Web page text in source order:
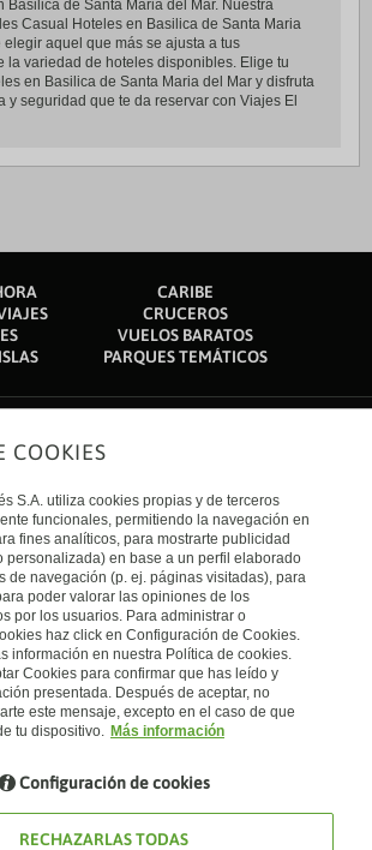
Basilica de Santa Maria del Mar. Nuestra
Casual Hoteles en Basilica de Santa Maria
elegir aquel que más se ajusta a tus
la variedad de hoteles disponibles. Elige tu
en Basilica de Santa Maria del Mar y disfruta
y seguridad que te da reservar con Viajes El
CARIBE
CRUCEROS
VUELOS BARATOS
PARQUES TEMÁTICOS
Corte inglés
COOKIES
S.A. utiliza cookies propias y de terceros
funcionales, permitiendo la navegación en
fines analíticos, para mostrarte publicidad
personalizada) en base a un perfil elaborado
de navegación (p. ej. páginas visitadas), para
poder valorar las opiniones de los
por los usuarios. Para administrar o
haz click en Configuración de Cookies.
información en nuestra Política de cookies.
Cookies para confirmar que has leído y
presentada. Después de aceptar, no
este mensaje, excepto en el caso de que
tu dispositivo. Más información
Configuración de cookies
RECHAZARLAS TODAS